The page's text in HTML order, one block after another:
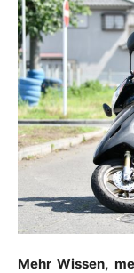
Mehr Wissen,